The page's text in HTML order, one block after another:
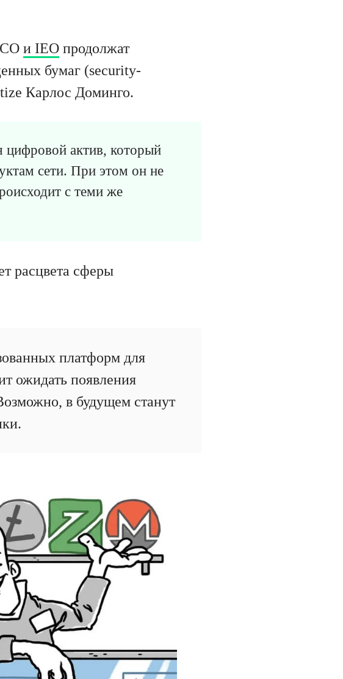
и IEO продолжат
бумаг (security-
Карлос Доминго.
цифровой актив, который
сети. При этом он не
с теми же
расцвета сферы
платформ для
ожидать появления
в будущем станут